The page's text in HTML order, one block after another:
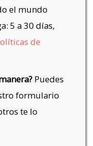
el mundo
5 a 30 días,
de
Puedes
formulario
te lo